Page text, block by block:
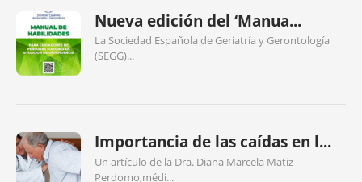
Nueva edición del ‘Manua...
La Sociedad Española de Geriatría y Gerontología
(SEGG)...
Importancia de las caídas en l...
Un artículo de la Dra. Diana Marcela Matiz
Perdomo,médi...